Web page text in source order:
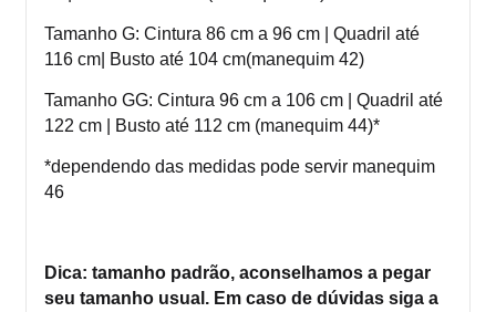
Tamanho G: Cintura 86 cm a 96 cm | Quadril até
116 cm| Busto até 104 cm(manequim 42)
Tamanho GG: Cintura 96 cm a 106 cm | Quadril até
122 cm | Busto até 112 cm (manequim 44)*
*dependendo das medidas pode servir manequim
46
Dica: tamanho padrão, aconselhamos a pegar
seu tamanho usual. Em caso de dúvidas siga a